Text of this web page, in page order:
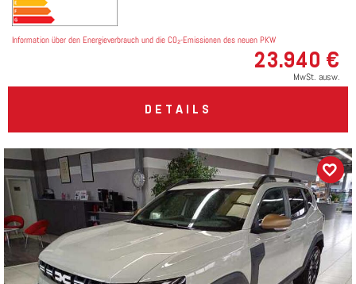
Information über den Energieverbrauch und die CO₂-Emissionen des neuen PKW
23.940 €
MwSt. ausw.
DETAILS